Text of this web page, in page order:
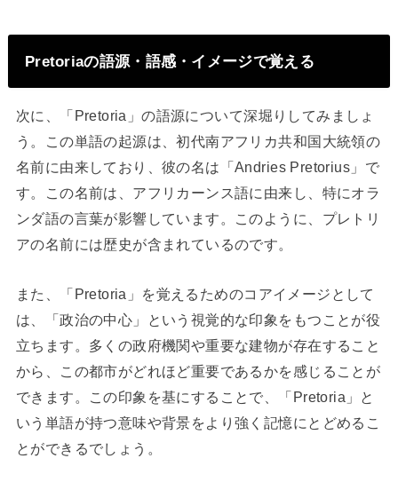
Pretoriaの語源・語感・イメージで覚える
次に、「Pretoria」の語源について深堀りしてみましょ
う。この単語の起源は、初代南アフリカ共和国大統領の
名前に由来しており、彼の名は「Andries Pretorius」で
す。この名前は、アフリカーンス語に由来し、特にオラ
ンダ語の言葉が影響しています。このように、プレトリ
アの名前には歴史が含まれているのです。
また、「Pretoria」を覚えるためのコアイメージとして
は、「政治の中心」という視覚的な印象をもつことが役
立ちます。多くの政府機関や重要な建物が存在すること
から、この都市がどれほど重要であるかを感じることが
できます。この印象を基にすることで、「Pretoria」と
いう単語が持つ意味や背景をより強く記憶にとどめるこ
とができるでしょう。